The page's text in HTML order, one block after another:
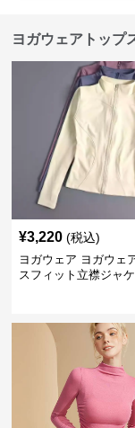
ヨガウェアトップ
¥3,220 (税込)
ヨガウェア ヨガウェ
スフィット立襟ジャ